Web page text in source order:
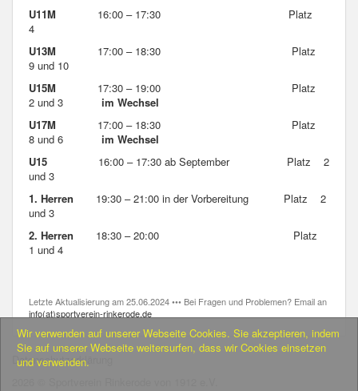
U11M 16:00 – 17:30 Platz
4
U13M 17:00 – 18:30 Platz
9 und 10
U15M 17:30 – 19:00 Platz
2 und 3 im Wechsel
U17M 17:00 – 18:30 Platz
8 und 6 im Wechsel
U15 16:00 – 17:30 ab September Platz 2
und 3
1. Herren 19:30 – 21:00 in der Vorbereitung Platz 2
und 3
2. Herren 18:30 – 20:00 Platz
1 und 4
Letzte Aktualisierung am 25.06.2024 ••• Bei Fragen und Problemen? Email an
info(at)sportverein-rinkerode.de
Datenschutzerklärung
Wir verwenden auf unserer Webseite Cookies. Sie akzeptieren, indem
Sie auf unserer Webseite weitersurfen, dass wir Cookies einsetzen
und verwenden.